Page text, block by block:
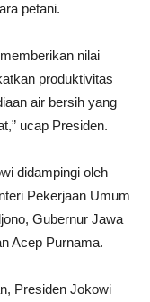
petani.
nilai
produktivitas
air bersih yang
ucap Presiden.
didampingi oleh
Pekerjaan Umum
Gubernur Jawa
Acep Purnama.
Presiden Jokowi